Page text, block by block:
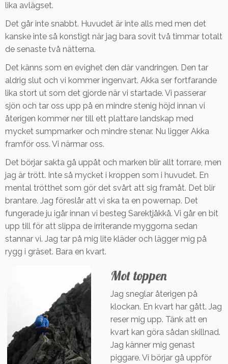
lika avlägset.
Det går inte snabbt. Huvudet är inte alls med men det
kanske inte så konstigt när jag bara sovit två timmar totalt
de senaste två nätterna.
Det känns som en evighet den där vandringen. Den tar
aldrig slut och vi kommer ingenvart. Akka ser fortfarande
lika stort ut som det gjorde när vi startade. Vi passerar
sjön och tar oss upp på en mindre stenig höjd innan vi
återigen kommer ner till ett plattare landskap med
mycket sumpmarker och mindre stenar. Nu ligger Akka
framför oss. Vi närmar oss.
Det börjar sakta gå uppåt och marken blir allt torrare, men
jag är trött. Inte så mycket i kroppen som i huvudet. En
mental trötthet som gör det svårt att sig framåt. Det blir
brantare. Jag föreslår att vi ska ta en powernap. Det
fungerade ju igår innan vi besteg Sarektjåkkå. Vi går en bit
upp till för att slippa de irriterande myggorna sedan
stannar vi. Jag tar på mig lite kläder och lägger mig på
rygg i gräset. Bara en kvart.
Mot toppen
Jag sneglar återigen på
klockan. En kvart har gått. Jag
reser mig upp. Tänk att en
kvart kan göra sådan skillnad.
Jag känner mig genast
piggare. Vi börjar gå uppför